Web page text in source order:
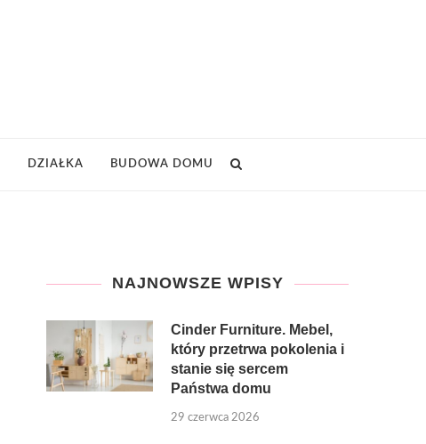
DZIAŁKA BUDOWA DOMU
NAJNOWSZE WPISY
Cinder Furniture. Mebel,
który przetrwa pokolenia i
stanie się sercem
Państwa domu
29 czerwca 2026